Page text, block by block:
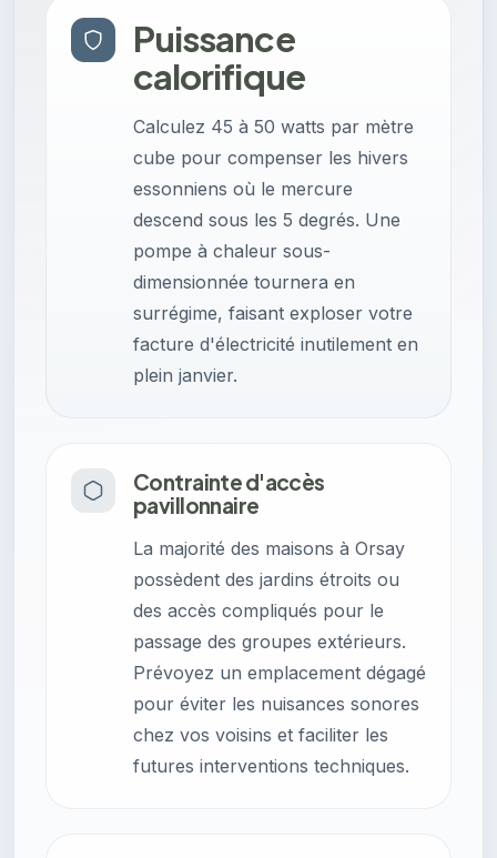
Puissance
calorifique
Calculez 45 à 50 watts par mètre
cube pour compenser les hivers
essonniens où le mercure
descend sous les 5 degrés. Une
pompe à chaleur sous-
dimensionnée tournera en
surrégime, faisant exploser votre
facture d'électricité inutilement en
plein janvier.
Contrainte d'accès
pavillonnaire
La majorité des maisons à Orsay
possèdent des jardins étroits ou
des accès compliqués pour le
passage des groupes extérieurs.
Prévoyez un emplacement dégagé
pour éviter les nuisances sonores
chez vos voisins et faciliter les
futures interventions techniques.